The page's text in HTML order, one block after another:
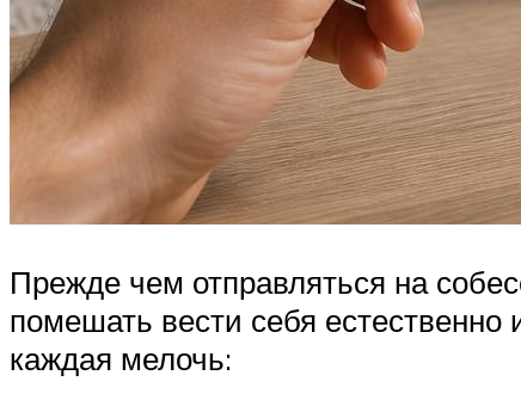
Прежде чем отправляться на
помешать вести себя
каждая мелочь: